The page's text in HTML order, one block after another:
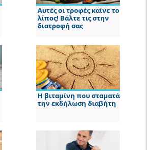
Αυτές οι τροφές καίνε το
λίπος! Βάλτε τις στην
διατροφή σας
Η βιταμίνη που σταματά
την εκδήλωση διαβήτη